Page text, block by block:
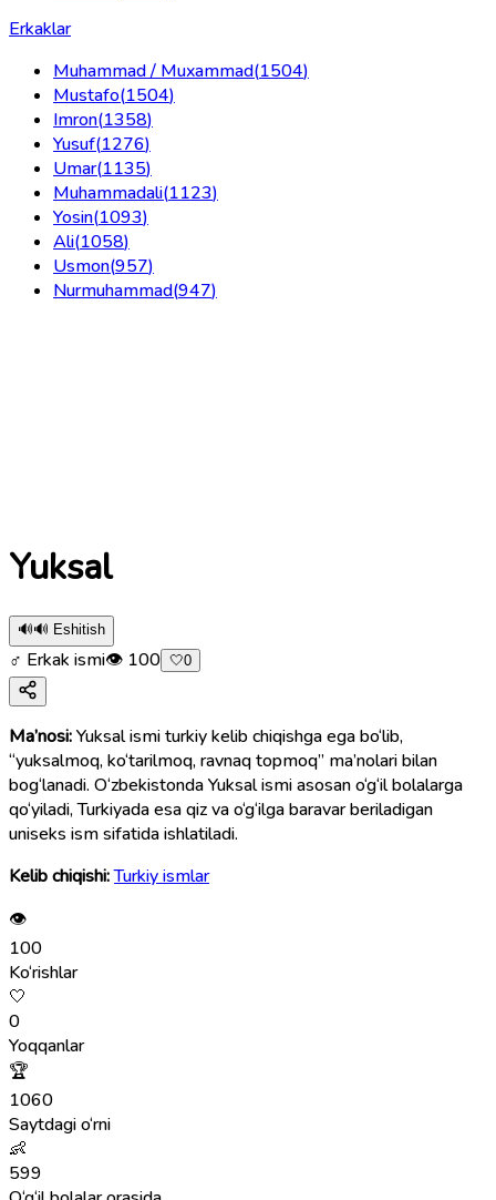
Erkaklar
Muhammad / Muxammad(1504)
Mustafo(1504)
Imron(1358)
Yusuf(1276)
Umar(1135)
Muhammadali(1123)
Yosin(1093)
Ali(1058)
Usmon(957)
Nurmuhammad(947)
Yuksal
🔊🔊 Eshitish
♂ Erkak ismi👁 100 🤍0
Ma’nosi:Yuksal ismi turkiy kelib chiqishga ega bo‘lib,
“yuksalmoq, ko‘tarilmoq, ravnaq topmoq” ma’nolari bilan
bog‘lanadi. O‘zbekistonda Yuksal ismi asosan o‘g‘il bolalarga
qo‘yiladi, Turkiyada esa qiz va o‘g‘ilga baravar beriladigan
uniseks ism sifatida ishlatiladi.
Kelib chiqishi:Turkiy ismlar
👁
100
Ko‘rishlar
🤍
0
Yoqqanlar
🏆
1060
Saytdagi o‘rni
👶
599